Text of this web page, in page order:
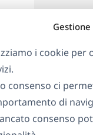
i cookie per
consenso ci
di
consenso